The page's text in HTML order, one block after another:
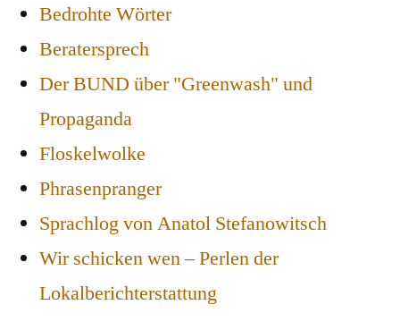
Bedrohte Wörter
Beratersprech
Der BUND über "Greenwash" und
Propaganda
Floskelwolke
Phrasenpranger
Sprachlog von Anatol Stefanowitsch
Wir schicken wen – Perlen der
Lokalberichterstattung